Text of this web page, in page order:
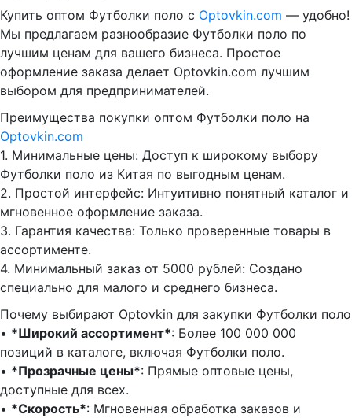
Купить оптом Футболки поло с Optovkin.com — удобно!
Мы предлагаем разнообразие Футболки поло по
лучшим ценам для вашего бизнеса. Простое
оформление заказа делает Optovkin.com лучшим
выбором для предпринимателей.
Преимущества покупки оптом Футболки поло на
Optovkin.com
1.⁠ ⁠Минимальные цены: Доступ к широкому выбору
Футболки поло из Китая по выгодным ценам.
2.⁠ ⁠Простой интерфейс: Интуитивно понятный каталог и
мгновенное оформление заказа.
3.⁠ ⁠Гарантия качества: Только проверенные товары в
ассортименте.
4.⁠ ⁠Минимальный заказ от 5000 рублей: Создано
специально для малого и среднего бизнеса.
Почему выбирают Optovkin для закупки Футболки поло
•⁠ ⁠ *Широкий ассортимент*: Более 100 000 000
позиций в каталоге, включая Футболки поло.
•⁠ ⁠ *Прозрачные цены*: Прямые оптовые цены,
доступные для всех.
•⁠ ⁠ *Скорость*: Мгновенная обработка заказов и